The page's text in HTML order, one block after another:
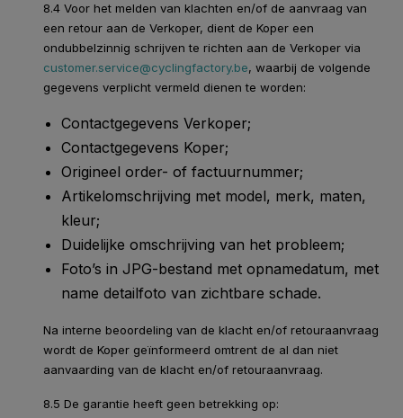
8.4 Voor het melden van klachten en/of de aanvraag van
een retour aan de Verkoper, dient de Koper een
ondubbelzinnig schrijven te richten aan de Verkoper via
customer.service@cyclingfactory.be, waarbij de volgende
gegevens verplicht vermeld dienen te worden:
Contactgegevens Verkoper;
Contactgegevens Koper;
Origineel order- of factuurnummer;
Artikelomschrijving met model, merk, maten,
kleur;
Duidelijke omschrijving van het probleem;
Foto’s in JPG-bestand met opnamedatum, met
name detailfoto van zichtbare schade.
Na interne beoordeling van de klacht en/of retouraanvraag
wordt de Koper geïnformeerd omtrent de al dan niet
aanvaarding van de klacht en/of retouraanvraag.
8.5 De garantie heeft geen betrekking op: